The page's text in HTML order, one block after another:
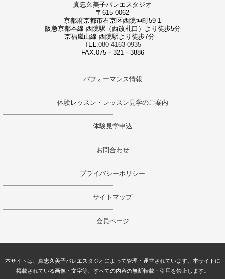
真忠久美子バレエスタジオ
〒615-0062
京都府京都市右京区西院坤町59-1
阪急京都本線 西院駅（西改札口）より徒歩5分
京福嵐山線 西院駅より徒歩7分
TEL.080-4163-0935
FAX.075－321－3886
パフォーマンス情報
体験レッスン・レッスン見学のご案内
体験見学申込
お問合わせ
プライバシーポリシー
サイトマップ
会員ページ
本サイトは、真忠久美子バレエスタジオによって管理・運営されています。本サイトに
掲載されている画像・文字等、すべての内容の無断転載・引用を禁止します。